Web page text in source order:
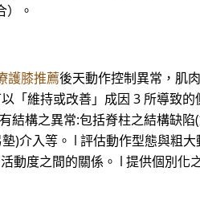
）。
護膝推薦後天動作控制異常，肌
「維持或改善」成因 3 所導致
結構之異常:包括脊柱之結構缺
)介入等。 l 評估動作型態與粗
動度之間的關係。 l 提供個別化